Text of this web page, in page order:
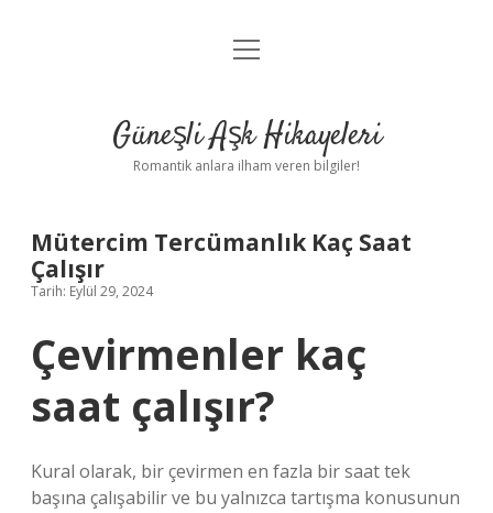
Anasayfa
Yasal Uyarı
menüyü
Güneşli Aşk Hikayeleri
Romantik anlara ilham veren bilgiler!
Mütercim Tercümanlık Kaç Saat
Çalışır
Tarih: Eylül 29, 2024
Çevirmenler kaç
saat çalışır?
Kural olarak, bir çevirmen en fazla bir saat tek
başına çalışabilir ve bu yalnızca tartışma konusunun